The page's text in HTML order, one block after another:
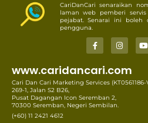
CariDanCari senaraikan
laman web pemberi
pejabat. Senarai ini boleh
pengguna.
www.caridancari.com
Cari Dan Cari Marketing Services (KT0561186-
269-1, Jalan S2 B26,
Pusat Dagangan Icon Seremban 2,
70300 Seremban, Negeri Sembilan.
(+60) 11 2421 4612